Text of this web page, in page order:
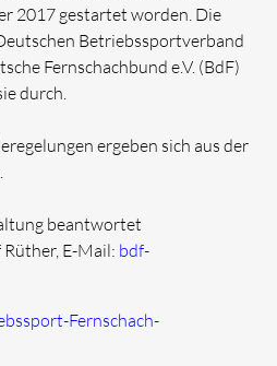
2017 gestartet worden. Die
Betriebssportverband
Fernschachbund e.V. (BdF)
durch.
ergeben sich aus der
beantwortet
E-Mail: bdf-
Fernschach-